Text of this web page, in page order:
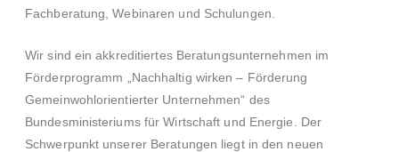
Fachberatung, Webinaren und Schulungen.
Wir sind ein akkreditiertes Beratungsunternehmen im
Förderprogramm
„Nachhaltig wirken – Förderung
Gemeinwohlorientierter Unternehmen“ des
Bundesministeriums für Wirtschaft und Energie. Der
Schwerpunkt unserer Beratungen liegt in den neuen